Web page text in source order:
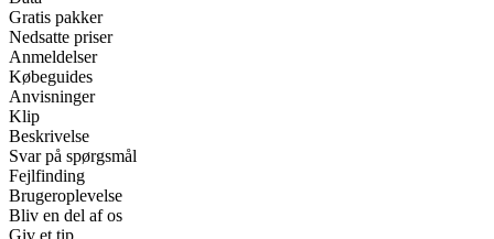
Gratis pakker
Nedsatte priser
Anmeldelser
Købeguides
Anvisninger
Klip
Beskrivelse
Svar på spørgsmål
Fejlfinding
Brugeroplevelse
Bliv en del af os
Giv et tip